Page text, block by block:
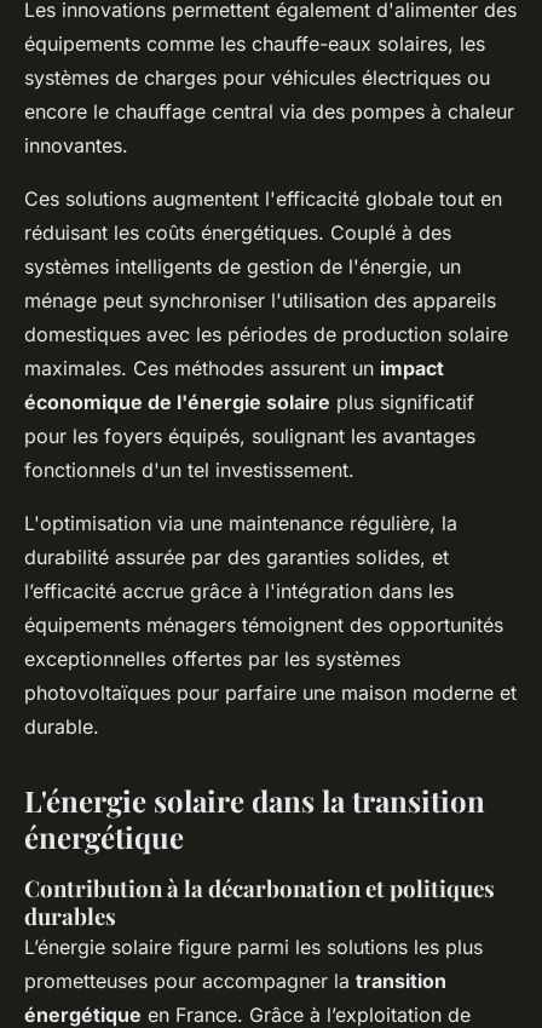
Les innovations permettent également d'alimenter des
équipements comme les chauffe-eaux solaires, les
systèmes de charges pour véhicules électriques ou
encore le chauffage central via des pompes à chaleur
innovantes.
Ces solutions augmentent l'efficacité globale tout en
réduisant les coûts énergétiques. Couplé à des
systèmes intelligents de gestion de l'énergie, un
ménage peut synchroniser l'utilisation des appareils
domestiques avec les périodes de production solaire
maximales. Ces méthodes assurent un impact
économique de l'énergie solaire plus significatif
pour les foyers équipés, soulignant les avantages
fonctionnels d'un tel investissement.
L'optimisation via une maintenance régulière, la
durabilité assurée par des garanties solides, et
l’efficacité accrue grâce à l'intégration dans les
équipements ménagers témoignent des opportunités
exceptionnelles offertes par les systèmes
photovoltaïques pour parfaire une maison moderne et
durable.
L'énergie solaire dans la transition
énergétique
Contribution à la décarbonation et politiques
durables
L’énergie solaire figure parmi les solutions les plus
prometteuses pour accompagner la transition
énergétique en France. Grâce à l’exploitation de